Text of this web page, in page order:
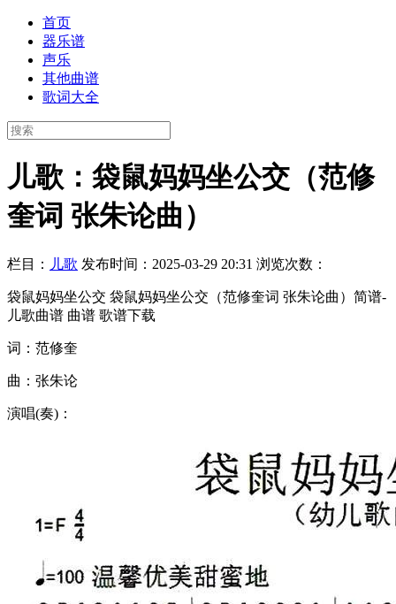
首页
器乐谱
声乐
其他曲谱
歌词大全
儿歌：袋鼠妈妈坐公交（范修
奎词 张朱论曲）
栏目： 儿歌 发布时间：2025-03-29 20:31 浏览次数：
袋鼠妈妈坐公交 袋鼠妈妈坐公交（范修奎词 张朱论曲）简谱-
儿歌曲谱 曲谱 歌谱下载
词：范修奎
曲：张朱论
演唱(奏)：